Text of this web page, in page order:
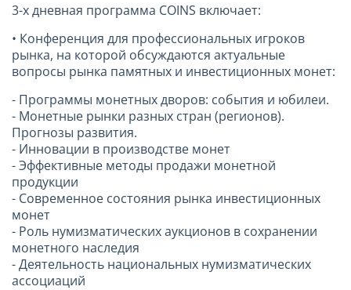
3-х дневная программа COINS включает:
• Конференция для профессиональных игроков
рынка, на которой обсуждаются актуальные
вопросы рынка памятных и инвестиционных монет:
- Программы монетных дворов: события и юбилеи.
- Монетные рынки разных стран (регионов).
Прогнозы развития.
- Инновации в производстве монет
- Эффективные методы продажи монетной
продукции
- Современное состояния рынка инвестиционных
монет
- Роль нумизматических аукционов в сохранении
монетного наследия
- Деятельность национальных нумизматических
ассоциаций